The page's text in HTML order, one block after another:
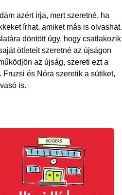
azért írja, mert szeretné, ha
írhat, amiket más is olvashat.
döntött úgy, hogy csatlakozik
ötleteit szeretné az újságon
az újság, szereti ezt a
és Nóra szeretik a sütiket,
is.